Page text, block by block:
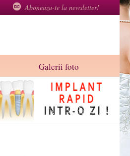
Aboneaza-te la newsletter!
Galerii foto